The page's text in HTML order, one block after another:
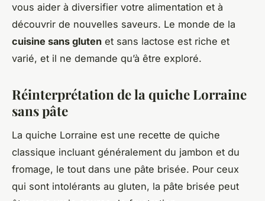
vous aider à diversifier votre alimentation et à
découvrir de nouvelles saveurs. Le monde de la
cuisine sans gluten et sans lactose est riche et
varié, et il ne demande qu’à être exploré.
Réinterprétation de la quiche Lorraine
sans pâte
La quiche Lorraine est une recette de quiche
classique incluant généralement du jambon et du
fromage, le tout dans une pâte brisée. Pour ceux
qui sont intolérants au gluten, la pâte brisée peut